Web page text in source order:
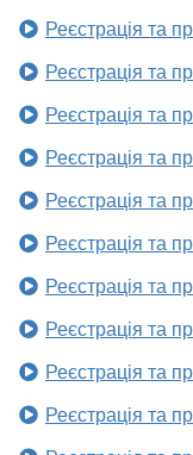
Реєстрація та
Реєстрація та
Реєстрація та
Реєстрація та
Реєстрація та
Реєстрація та
Реєстрація та
Реєстрація та
Реєстрація та
Реєстрація та